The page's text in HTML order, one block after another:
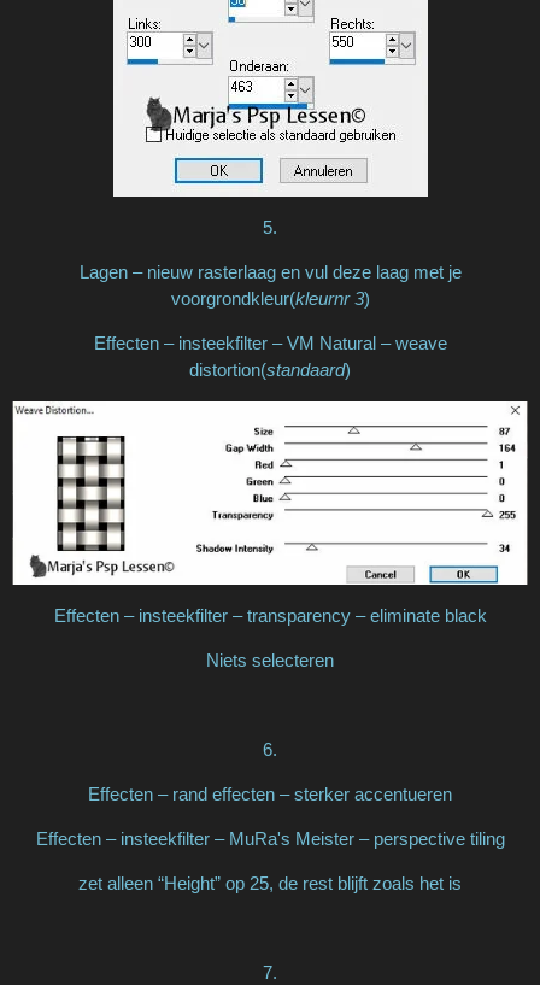
5.
Lagen – nieuw rasterlaag en vul deze laag met je
voorgrondkleur(kleurnr 3)
Effecten – insteekfilter – VM Natural – weave
distortion(standaard)
Effecten – insteekfilter – transparency – eliminate black
Niets selecteren
6.
Effecten – rand effecten – sterker accentueren
Effecten – insteekfilter – MuRa's Meister – perspective tiling
zet alleen “Height” op 25, de rest blijft zoals het is
7.